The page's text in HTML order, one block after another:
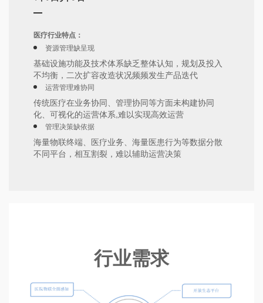
医疗行业特点：
资源管理缺呈现
基础设施功能及技术体系缺乏整体认知，规划及投入
不均衡，二次扩容改造状况频频发生产品迭代
运营管理难协同
传统医疗在业务协同、管理协同等方面未构建协同
化、可视化的运营体系,难以实现高效运营
管理决策缺依据
海量物联终端、医疗业务、海量医患行为等数据分散
不同平台，相互割裂，难以辅助运营决策
行业需求